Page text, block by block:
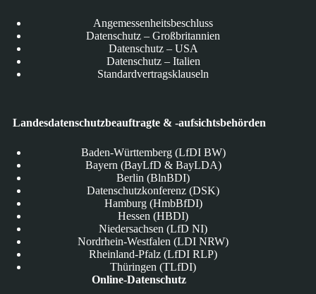
Angemessenheitsbeschluss
Datenschutz – Großbritannien
Datenschutz – USA
Datenschutz – Italien
Standardvertragsklauseln
Landesdatenschutzbeauftragte & -aufsichtsbehörden
Baden-Württemberg (LfDI BW)
Bayern (BayLfD & BayLDA)
Berlin (BlnBDI)
Datenschutzkonferenz (DSK)
Hamburg (HmbBfDI)
Hessen (HBDI)
Niedersachsen (LfD NI)
Nordrhein-Westfalen (LDI NRW)
Rheinland-Pfalz (LfDI RLP)
Thüringen (TLfDI)
Online-Datenschutz